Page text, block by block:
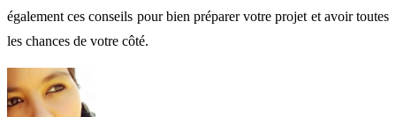
également ces conseils pour bien préparer votre projet et avoir toutes
les chances de votre côté.